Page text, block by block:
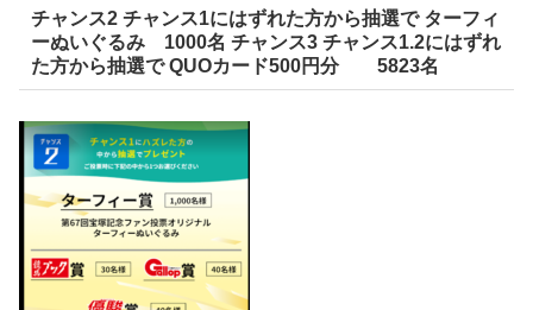
チャンス2 チャンス1にはずれた方から抽選で ターフィ
ーぬいぐるみ 1000名 チャンス3 チャンス1.2にはずれ
た方から抽選で QUOカード500円分 5823名